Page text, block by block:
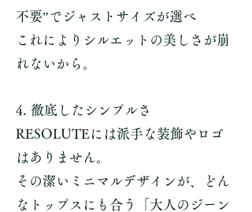
不要”でジャストサイズが選べ
これによりシルエットの美しさが崩
れないから。
4. 徹底したシンプルさ
RESOLUTEには派手な装飾やロゴ
はありません。
その潔いミニマルデザインが、どん
なトップスにも合う「大人のジーン